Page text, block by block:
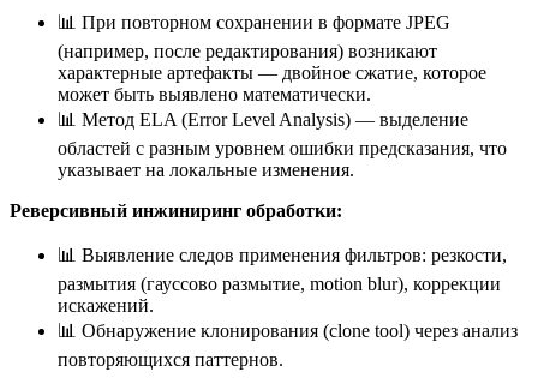
📊 При повторном сохранении в формате JPEG
(например, после редактирования) возникают
характерные артефакты — двойное сжатие, которое
может быть выявлено математически.
📊 Метод ELA (Error Level Analysis) — выделение
областей с разным уровнем ошибки предсказания, что
указывает на локальные изменения.
Реверсивный инжиниринг обработки:
📊 Выявление следов применения фильтров: резкости,
размытия (гауссово размытие, motion blur), коррекции
искажений.
📊 Обнаружение клонирования (clone tool) через анализ
повторяющихся паттернов.